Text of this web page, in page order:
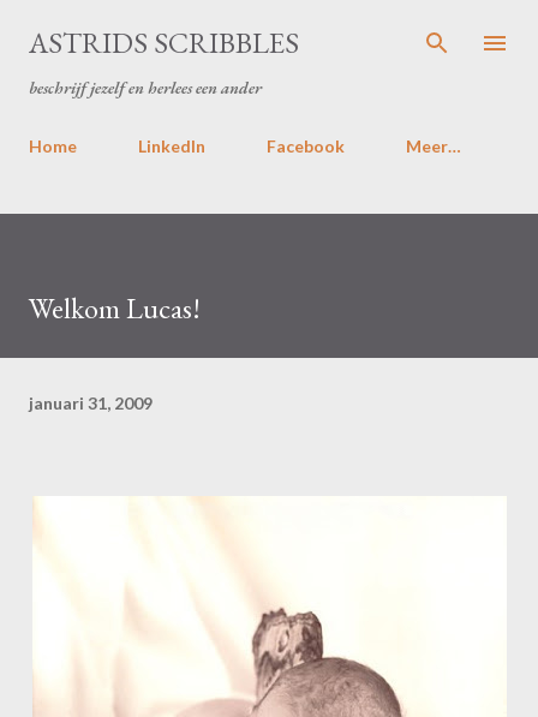
Doorgaan naar hoofdcontent
ASTRIDS SCRIBBLES
beschrijf jezelf en herlees een ander
Home LinkedIn Facebook Meer…
Welkom Lucas!
januari 31, 2009